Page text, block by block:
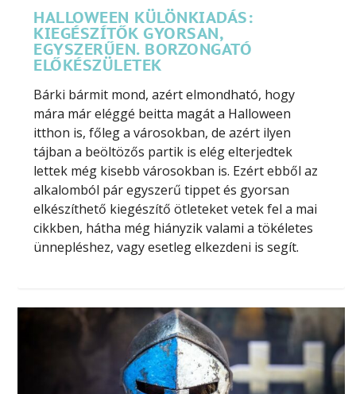
HALLOWEEN KÜLÖNKIADÁS:
KIEGÉSZÍTŐK GYORSAN,
EGYSZERŰEN. BORZONGATÓ
ELŐKÉSZÜLETEK
Bárki bármit mond, azért elmondható, hogy
mára már eléggé beitta magát a Halloween
itthon is, főleg a városokban, de azért ilyen
tájban a beöltözős partik is elég elterjedtek
lettek még kisebb városokban is. Ezért ebből az
alkalomból pár egyszerű tippet és gyorsan
elkészíthető kiegészítő ötleteket vetek fel a mai
cikkben, hátha még hiányzik valami a tökéletes
ünnepléshez, vagy esetleg elkezdeni is segít.